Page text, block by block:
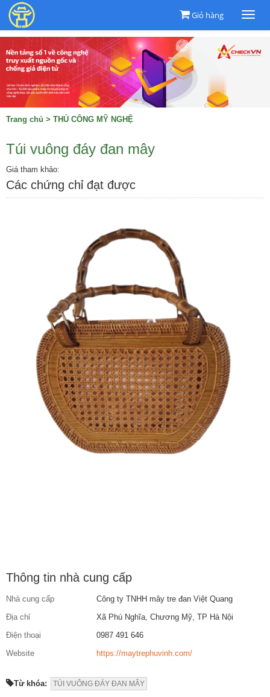
Giỏ hàng
Trang chủ > THỦ CÔNG MỸ NGHỆ
Túi vuông đáy đan mây
Giá tham khảo:
Các chứng chỉ đạt được
Thông tin nhà cung cấp
Nhà cung cấp
Công ty TNHH mây tre đan Việt Quang
Địa chỉ
Xã Phú Nghĩa, Chương Mỹ, TP Hà Nội
Điện thoại
0987 491 646
Website
https://maytrephuvinh.com/
Từ khóa: TÚI VUÔNG ĐÁY ĐAN MÂY